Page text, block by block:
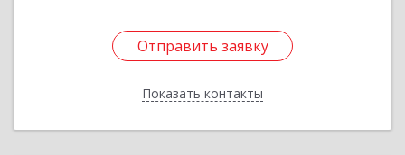
Отправить заявку
Показать контакты
Отправить заявку
Назад